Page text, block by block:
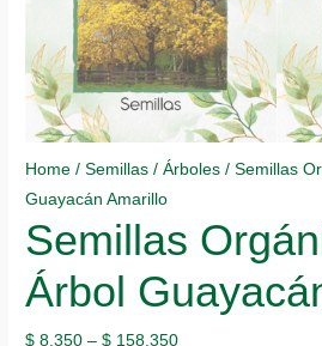
Home /Semillas /Árboles / Semillas
Guayacán Amarillo
Semillas
Árbol
$ 8.350 –$ 158.350